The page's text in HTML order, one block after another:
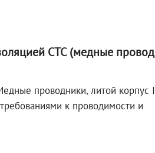
СТС (медные
проводники, литой корпус
к проводимости и